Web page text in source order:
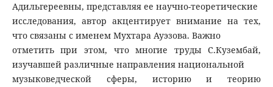
Адильгереевны, представляя ее научно-теоретические
исследования, автор акцентирует внимание на тех,
что связаны с именем Мухтара Ауэзова. Важно
отметить при этом, что многие труды С.Кузембай,
изучавшей различные направления национальной
музыковедческой сферы, историю и теорию